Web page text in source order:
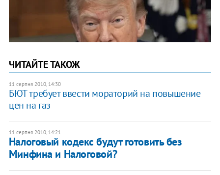
ЧИТАЙТЕ ТАКОЖ
11 серпня 2010, 14:30
БЮТ требует ввести мораторий на повышение
цен на газ
11 серпня 2010, 14:21
Налоговый кодекс будут готовить без
Минфина и Налоговой?